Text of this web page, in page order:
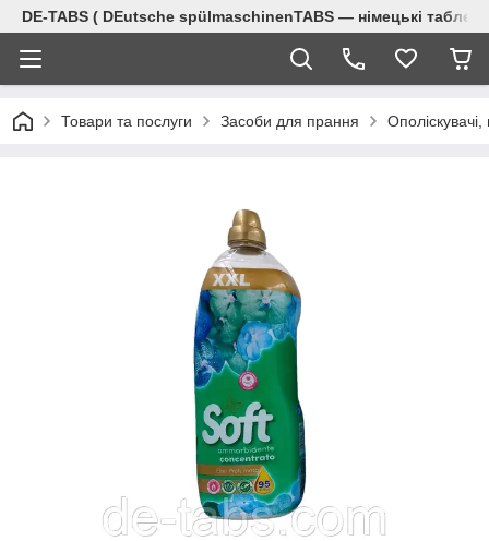
DE-TABS ( DEutsche spülmaschinenTABS ― німецькі
Товари та послуги Засоби для прання